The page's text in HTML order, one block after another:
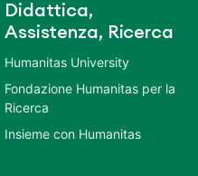
Didattica,
Assistenza, Ricerca
Humanitas University
Fondazione Humanitas per la
Ricerca
Insieme con Humanitas